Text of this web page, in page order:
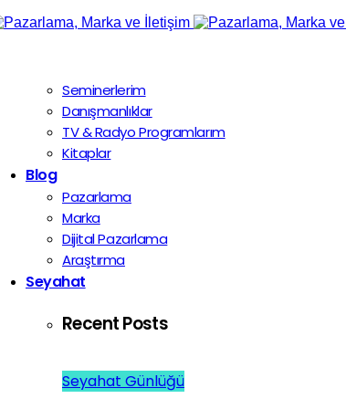
Seminerlerim
Danışmanlıklar
TV & Radyo Programlarım
Kitaplar
Blog
Pazarlama
Marka
Dijital Pazarlama
Araştırma
Seyahat
Recent Posts
Seyahat Günlüğü